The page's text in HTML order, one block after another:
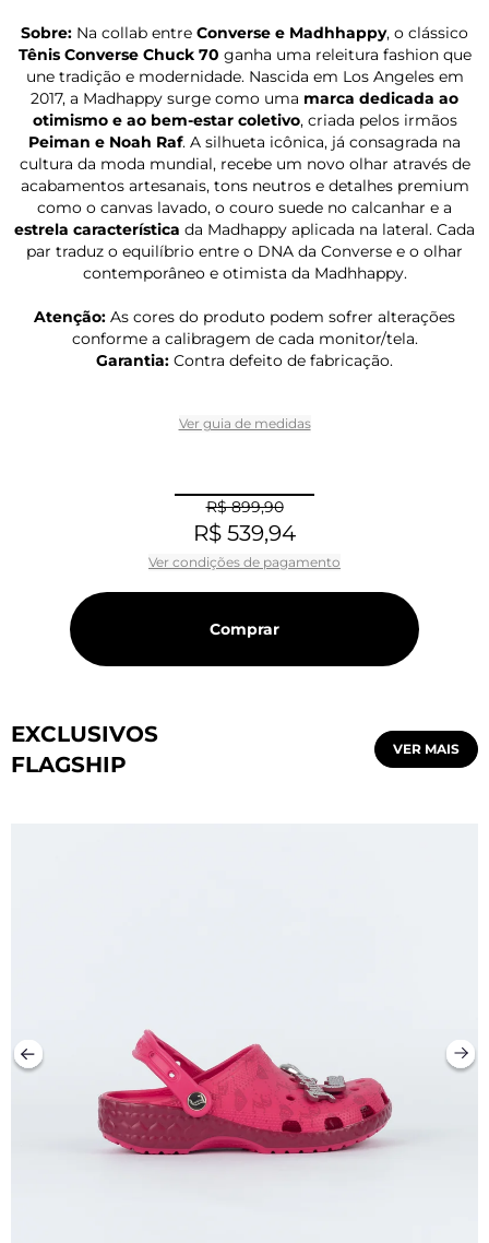
Sobre: Na collab entre Converse e Madhhappy, o clássico
Tênis Converse Chuck 70 ganha uma releitura fashion que
une tradição e modernidade. Nascida em Los Angeles em
2017, a Madhappy surge como uma marca dedicada ao
otimismo e ao bem-estar coletivo, criada pelos irmãos
Peiman e Noah Raf. A silhueta icônica, já consagrada na
cultura da moda mundial, recebe um novo olhar através de
acabamentos artesanais, tons neutros e detalhes premium
como o canvas lavado, o couro suede no calcanhar e a
estrela característica da Madhappy aplicada na lateral. Cada
par traduz o equilíbrio entre o DNA da Converse e o olhar
contemporâneo e otimista da Madhhappy.
Atenção: As cores do produto podem sofrer alterações
conforme a calibragem de cada monitor/tela.
Garantia: Contra defeito de fabricação.
Ver guia de medidas
R$ 899,90
R$ 539,94
Ver condições de pagamento
Comprar
EXCLUSIVOS
FLAGSHIP
VER MAIS